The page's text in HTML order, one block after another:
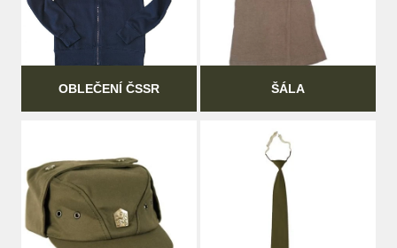
OBLEČENÍ ČSSR ŠÁLA